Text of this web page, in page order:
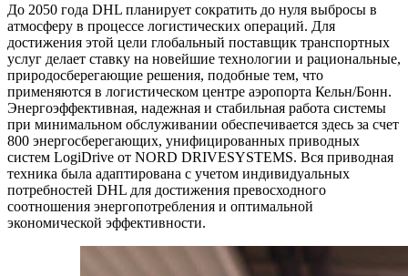
До 2050 года DHL планирует сократить до нуля выбросы в
атмосферу в процессе логистических операций. Для
достижения этой цели глобальный поставщик транспортных
услуг делает ставку на новейшие технологии и рациональные,
природосберегающие решения, подобные тем, что
применяются в логистическом центре аэропорта Кельн/Бонн.
Энергоэффективная, надежная и стабильная работа системы
при минимальном обслуживании обеспечивается здесь за счет
800 энергосберегающих, унифицированных приводных
систем LogiDrive от NORD DRIVESYSTEMS. Вся приводная
техника была адаптирована с учетом индивидуальных
потребностей DHL для достижения превосходного
соотношения энергопотребления и оптимальной
экономической эффективности.